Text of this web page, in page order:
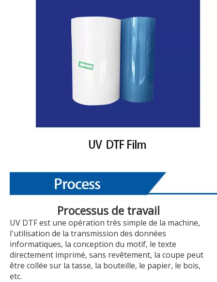
Processus de travail
UV DTF est une opération très simple de la machine,
l'utilisation de la transmission des données
informatiques, la conception du motif, le texte
directement imprimé, sans revêtement, la coupe peut
être collée sur la tasse, la bouteille, le papier, le bois,
etc.